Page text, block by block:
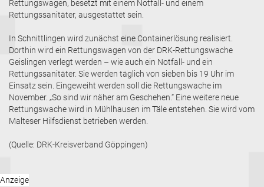
Rettungswagen, besetzt mit einem Notfall- und einem
Rettungssanitäter, ausgestattet sein.
In Schnittlingen wird zunächst eine Containerlösung realisiert.
Dorthin wird ein Rettungswagen von der DRK-Rettungswache
Geislingen verlegt werden – wie auch ein Notfall- und ein
Rettungssanitäter. Sie werden täglich von sieben bis 19 Uhr im
Einsatz sein. Eingeweiht werden soll die Rettungswache im
November. „So sind wir näher am Geschehen.“ Eine weitere neue
Rettungswache wird in Mühlhausen im Täle entstehen. Sie wird vom
Malteser Hilfsdienst betrieben werden.
(Quelle: DRK-Kreisverband Göppingen)